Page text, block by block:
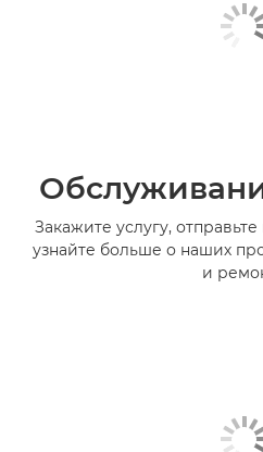
Закажите услугу,
узнайте больше о наших
и